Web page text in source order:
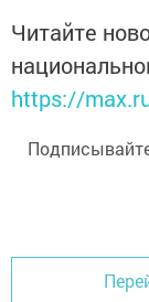
Читайте
https://